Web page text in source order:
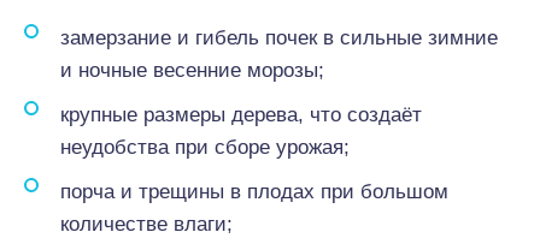
замерзание и гибель почек в сильные зимние
и ночные весенние морозы;
крупные размеры дерева, что создаёт
неудобства при сборе урожая;
порча и трещины в плодах при большом
количестве влаги;